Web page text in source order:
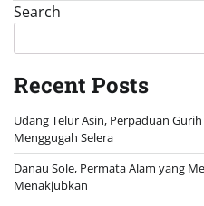
Search
Recent Posts
Udang Telur Asin, Perpaduan
Menggugah Selera
Danau Sole, Permata Alam yang
Menakjubkan